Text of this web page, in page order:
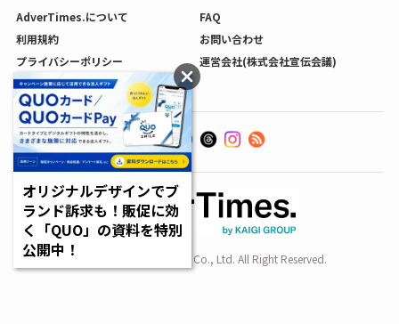
AdverTimes.について
FAQ
利用規約
お問い合わせ
プライバシーポリシー
運営会社(株式会社宣伝会議)
利用者情報の外部送信について
Copyright SENDENKAIGI Co., Ltd. All Right Reserved.
オリジナルデザインでブ
ランド訴求も！販促に効
く「QUO」の資料を特別
公開中！